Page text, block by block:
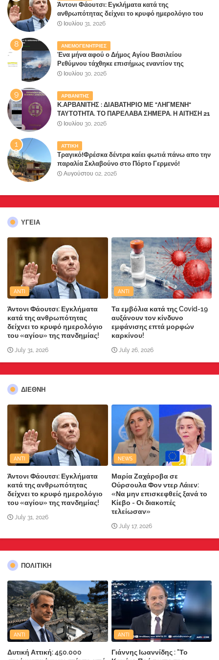
Άντονι Φάουτσι: Εγκλήματα κατά της
ανθρωπότητας δείχνει το κρυφό ημερολόγιο του
«αγίου» της πανδημίας!
Ιουλίου 31, 2026
ΑΝΕΜΟΓΕΝΗΤΡΙΕΣ
Ένα μήνα αφού ο Δήμος Αγίου Βασιλείου
Ρεθύμνου τάχθηκε επισήμως εναντίον της
καταστροφής του τόπου τους από
Ιουλίου 30, 2026
ΑΡΒΑΝΙΤΗΣ
Κ.ΑΡΒΑΝΙΤΗΣ : ΔΙΑΒΑΤΗΡΙΟ ΜΕ "ΛΗΓΜΕΝΗ"
ΤΑΥΤΟΤΗΤΑ. ΤΟ ΠΑΡΕΛΑΒΑ ΣΗΜΕΡΑ. Η ΑΙΤΗΣΗ 21
ΙΟΥΛΙΟΥ, Η ΕΚΔΟΣΗ 23 ΙΟΥΛΙΟΥ
Ιουλίου 30, 2026
ΑΤΤΙΚΗ
Τραγικό!Φρέσκα δέντρα καίει φωτιά πάνω απο την
παραλία Σκλαβούνο στο Πόρτο Γερμενό!
Αδιαφορία καταγγέλουν οι κάτοικοι - Απειλούνται
Αυγούστου 02, 2026
ΥΓΕΙΑ
ANTI
Άντονι Φάουτσι: Εγκλήματα
κατά της ανθρωπότητας
δείχνει το κρυφό ημερολόγιο
του «αγίου» της πανδημίας!
July 31, 2026
ANTI
Τα εμβόλια κατά της Covid-19
αυξάνουν τον κίνδυνο
εμφάνισης επτά μορφών
καρκίνου!
July 26, 2026
ΔΙΕΘΝΗ
ANTI
Άντονι Φάουτσι: Εγκλήματα
κατά της ανθρωπότητας
δείχνει το κρυφό ημερολόγιο
του «αγίου» της πανδημίας!
July 31, 2026
NEWS
Μαρία Ζαχάροβα σε
Ούρσουλα Φον ντερ Λάιεν:
«Να μην επισκεφθείς ξανά το
Κίεβο - Οι διακοπές
τελείωσαν»
July 17, 2026
ΠΟΛΙΤΙΚΗ
ANTI
Δυτική Αττική: 450.000
ANTI
Γιάννης Ιωαννίδης : "Το